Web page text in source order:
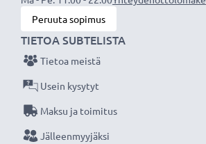
Peruuta sopimus
TIETOA SUBTELISTA
Tietoa meistä
Usein kysytyt
Maksu ja toimitus
Jälleenmyyjäksi